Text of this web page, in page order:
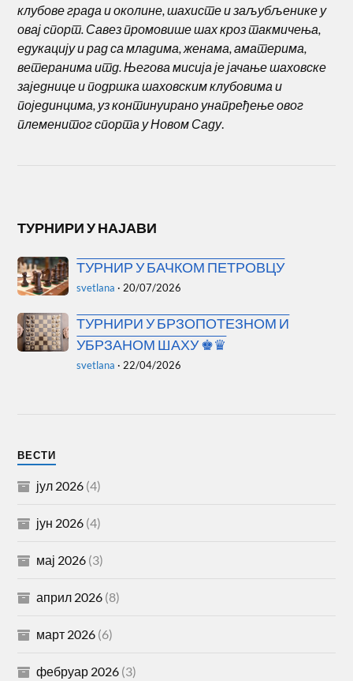
клубове града и околине, шахисте и заљубљенике у
овај спорт. Савез промовише шах кроз такмичења,
едукацију и рад са младима, женама, аматерима,
ветеранима итд. Његова мисија је јачање шаховске
заједнице и подршка шаховским клубовима и
појединцима, уз континуирано унапређење овог
племенитог спорта у Новом Саду.
ТУРНИРИ У НАЈАВИ
ТУРНИР У БАЧКОМ ПЕТРОВЦУ
svetlana ·20/07/2026
ТУРНИРИ У БРЗОПОТЕЗНОМ И
УБРЗАНОМ ШАХУ ♚♛
svetlana ·22/04/2026
ВЕСТИ
јул 2026 (4)
јун 2026 (4)
мај 2026 (3)
април 2026 (8)
март 2026 (6)
фебруар 2026 (3)